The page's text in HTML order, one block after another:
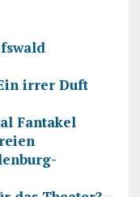
irrer Duft
Fantakel